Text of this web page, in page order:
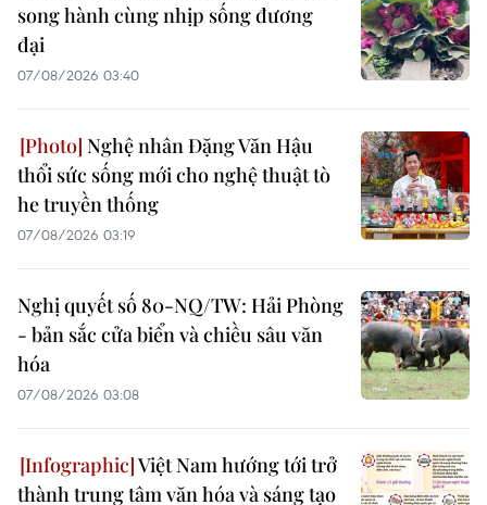
song hành cùng nhịp sống đương
đại
07/08/2026 03:40
Nghệ nhân Đặng Văn Hậu
thổi sức sống mới cho nghệ thuật tò
he truyền thống
07/08/2026 03:19
Nghị quyết số 80-NQ/TW: Hải Phòng
- bản sắc cửa biển và chiều sâu văn
hóa
07/08/2026 03:08
Việt Nam hướng tới trở
thành trung tâm văn hóa và sáng tạo